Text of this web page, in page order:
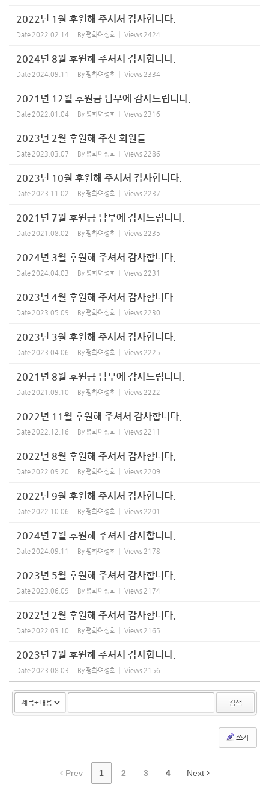
2022년 1월 후원해 주셔서 감사합니다.
Date 2022.02.14 By평화여성회 Views 2424
2024년 8월 후원해 주셔서 감사합니다.
Date 2024.09.11 By평화여성회 Views 2334
2021년 12월 후원금 납부에 감사드립니다.
Date 2022.01.04 By평화여성회 Views 2316
2023년 2월 후원해 주신 회원들
Date 2023.03.07 By평화여성회 Views 2286
2023년 10월 후원해 주셔서 감사합니다.
Date 2023.11.02 By평화여성회 Views 2237
2021년 7월 후원금 납부에 감사드립니다.
Date 2021.08.02 By평화여성회 Views 2235
2024년 3월 후원해 주셔서 감사합니다.
Date 2024.04.03 By평화여성회 Views 2231
2023년 4월 후원해 주셔서 감사합니다
Date 2023.05.09 By평화여성회 Views 2230
2023년 3월 후원해 주셔서 감사합니다.
Date 2023.04.06 By평화여성회 Views 2225
2021년 8월 후원금 납부에 감사드립니다.
Date 2021.09.10 By평화여성회 Views 2222
2022년 11월 후원해 주셔서 감사합니다.
Date 2022.12.16 By평화여성회 Views 2211
2022년 8월 후원해 주셔서 감사합니다.
Date 2022.09.20 By평화여성회 Views 2209
2022년 9월 후원해 주셔서 감사합니다.
Date 2022.10.06 By평화여성회 Views 2201
2024년 7월 후원해 주셔서 감사합니다.
Date 2024.09.11 By평화여성회 Views 2178
2023년 5월 후원해 주셔서 감사합니다.
Date 2023.06.09 By평화여성회 Views 2174
2022년 2월 후원해 주셔서 감사합니다.
Date 2022.03.10 By평화여성회 Views 2165
2023년 7월 후원해 주셔서 감사합니다.
Date 2023.08.03 By평화여성회 Views 2156
검색
쓰기
Prev 1 2 3 4 Next